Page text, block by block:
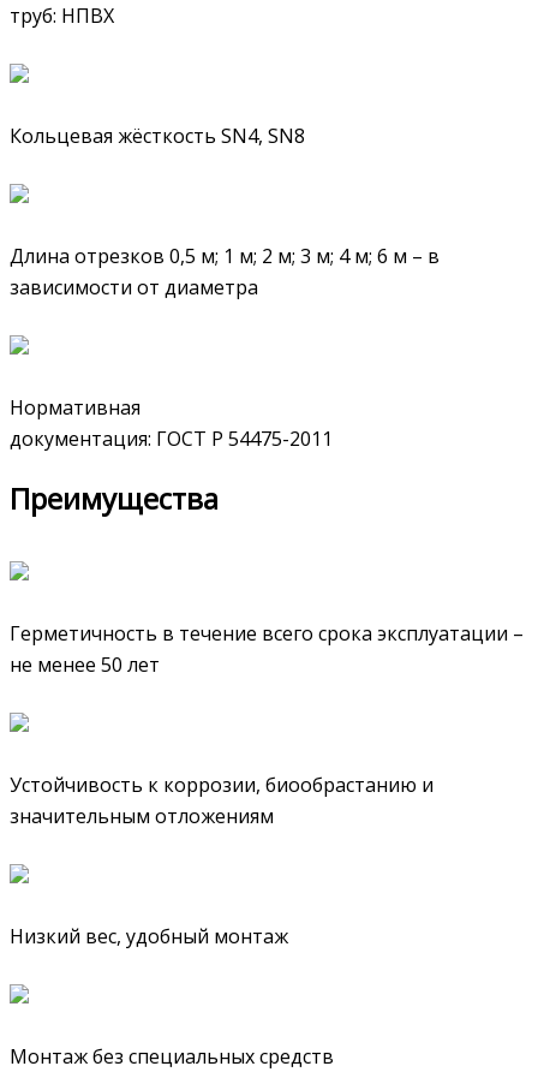
труб: НПВХ
Кольцевая жёсткость SN4, SN8
Длина отрезков 0,5 м; 1 м; 2 м; 3 м; 4 м; 6 м – в
зависимости от диаметра
Нормативная
документация: ГОСТ Р 54475-2011
Преимущества
Герметичность в течение всего срока эксплуатации –
не менее 50 лет
Устойчивость к коррозии, биообрастанию и
значительным отложениям
Низкий вес, удобный монтаж
Монтаж без специальных средств